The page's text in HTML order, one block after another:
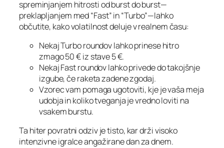
spreminjanjem hitrosti od burst do burst—
preklapljanjem med “Fast” in “Turbo”—lahko
občutite, kako volatilnost deluje v realnem času:
Nekaj Turbo roundov lahko prinese hitro
zmago 50 € iz stave 5 €.
Nekaj Fast roundov lahko privede do takojšnje
izgube, če raketa zadene zgodaj.
Vzorec vam pomaga ugotoviti, kje je vaša meja
udobja in koliko tveganja je vredno loviti na
vsakem burstu.
Ta hiter povratni odziv je tisto, kar drži visoko
intenzivne igralce angažirane dan za dnem.